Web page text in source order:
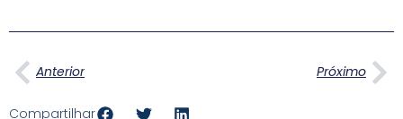
Anterior
Anterior Próximo
Compartilhar